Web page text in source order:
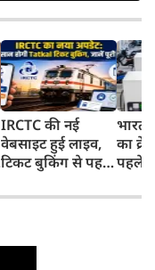
IRCTC की नई
वेबसाइट हुई लाइव,
टिकट बुकिंग से पहले
काम, जानें पूरा
भारत
का
पहले
और